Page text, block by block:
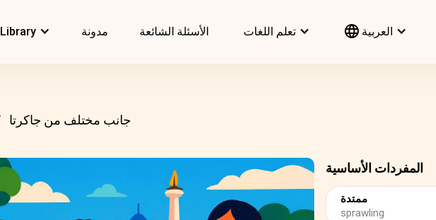
Library مدونة الأسئلة الشائعة تعلم اللغات العربية
جانب مختلف من جاكرتا
المفردات الأساسية
ممتدة
sprawling